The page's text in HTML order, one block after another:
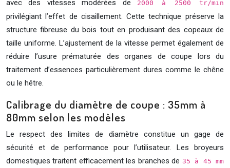
avec des vitesses modérées de
2000 à 2500 tr/min
privilégiant l’effet de cisaillement. Cette technique préserve la
structure fibreuse du bois tout en produisant des copeaux de
taille uniforme. L’ajustement de la vitesse permet également de
réduire l’usure prématurée des organes de coupe lors du
traitement d’essences particulièrement dures comme le chêne
ou le hêtre.
Calibrage du diamètre de coupe : 35mm à
80mm selon les modèles
Le respect des limites de diamètre constitue un gage de
sécurité et de performance pour l’utilisateur. Les broyeurs
domestiques traitent efficacement les branches de 35 à 45 mm